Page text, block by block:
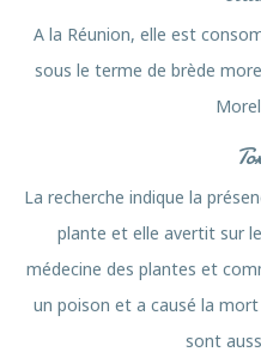
A la Réunion, elle est
sous le terme de brède
La recherche indique la
plante et elle avertit sur
médecine des plantes et
un poison et a causé la
sont